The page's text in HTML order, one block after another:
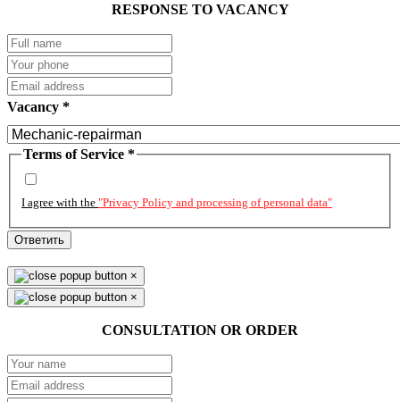
RESPONSE TO VACANCY
Vacancy *
Terms of Service *
I agree with the "Privacy Policy and processing of personal data"
Ответить
×
×
CONSULTATION OR ORDER